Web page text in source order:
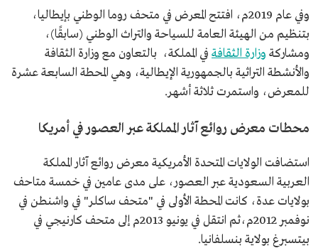
وفي عام 2019م، افتتح المعرض في متحف روما الوطني بإيطاليا،
بتنظيم من الهيئة العامة للسياحة والتراث الوطني (سابقًا)،
ومشاركة وزارة الثقافة في المملكة، بالتعاون مع وزارة الثقافة
والأنشطة التراثية بالجمهورية الإيطالية، وهي المحطة السابعة عشرة
للمعرض، واستمرت ثلاثة أشهر.
محطات معرض روائع آثار المملكة عبر العصور في أمريكا
استضافت الولايات المتحدة الأمريكية معرض روائع آثار المملكة
العربية السعودية عبر العصور، على مدى عامين في خمسة متاحف
بولايات عدة، كانت المحطة الأولى في "متحف ساكلر" في واشنطن في
نوفمبر 2012م،ثم انتقل في يونيو 2013م إلى متحف كارنيجي في
بيتسبرغ بولاية بنسلفانيا.